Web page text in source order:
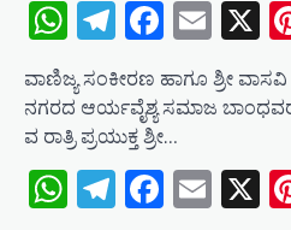
WhatsApp
TelegramX
ವಾಣಿಜ್ಯ ಸಂಕೀರಣ ಹಾಗೂ ಶ್ರೀ
ನಗರದ ಆರ್ಯವೈಶ್ಯ ಸಮಾಜ ಬಾಂಧವರ
ವ ರಾತ್ರಿ ಪ್ರಯುಕ್ತ ಶ್ರೀ…
WhatsApp
TelegramX